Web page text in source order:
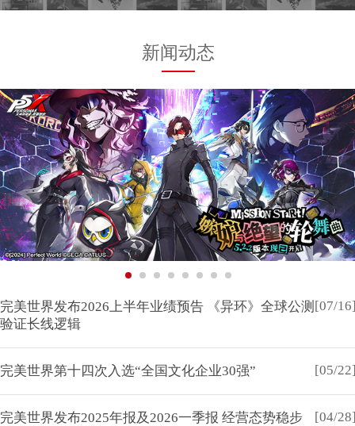
新闻动态
[07/
完美世界发布2026上半年业绩预告 《异环》全球公测
验证长线逻辑
[05/
完美世界第十四次入选“全国文化企业30强”
[04/
完美世界发布2025年报及2026一季报 经营态势稳步